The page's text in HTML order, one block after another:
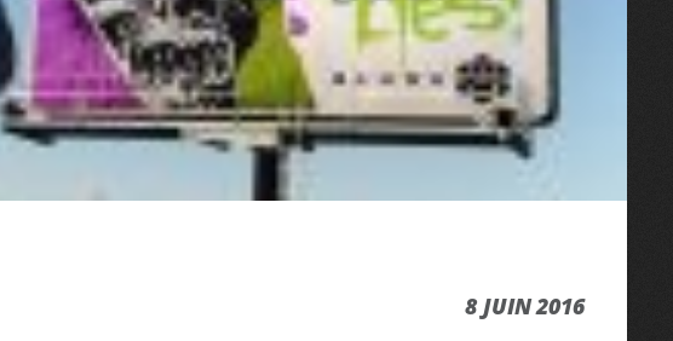
8 JUIN 2016